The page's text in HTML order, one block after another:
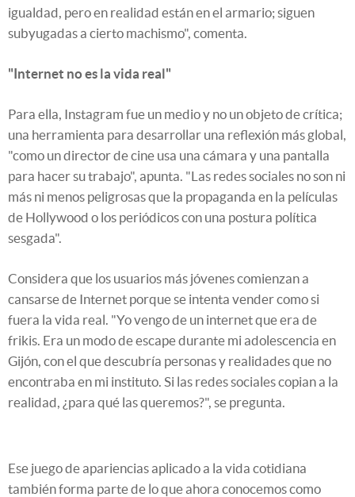
igualdad, pero en realidad están en el armario; siguen
subyugadas a cierto machismo", comenta.
"Internet no es la vida real"
Para ella, Instagram fue un medio y no un objeto de crítica;
una herramienta para desarrollar una reflexión más global,
"como un director de cine usa una cámara y una pantalla
para hacer su trabajo", apunta. "Las redes sociales no son ni
más ni menos peligrosas que la propaganda en la películas
de Hollywood o los periódicos con una postura política
sesgada".
Considera que los usuarios más jóvenes comienzan a
cansarse de Internet porque se intenta vender como si
fuera la vida real. "Yo vengo de un internet que era de
frikis. Era un modo de escape durante mi adolescencia en
Gijón, con el que descubría personas y realidades que no
encontraba en mi instituto. Si las redes sociales copian a la
realidad, ¿para qué las queremos?", se pregunta.
Ese juego de apariencias aplicado a la vida cotidiana
también forma parte de lo que ahora conocemos como